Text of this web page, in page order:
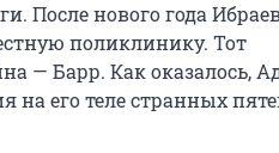
После нового года
поликлинику. Тот
— Барр. Как оказалось,
на его теле странных